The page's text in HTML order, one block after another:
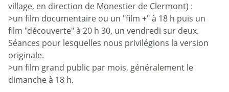
village, en direction de Monestier de Clermont) :
>un film documentaire ou un "film +" à 18 h puis un
film "découverte" à 20 h 30, un vendredi sur deux.
Séances pour lesquelles nous privilégions la version
originale.
>un film grand public par mois, généralement le
dimanche à 18 h.